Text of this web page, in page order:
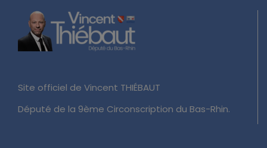
Site officiel de Vincent THIÉBAUT
Député de la 9ème Circonscription du Bas-Rhin.